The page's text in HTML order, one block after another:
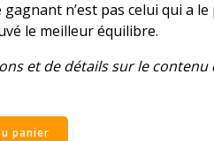
n’est pas celui qui a le
le meilleur équilibre.
et de détails sur le contenu
panier